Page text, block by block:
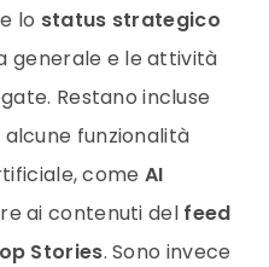
lo status strategico
generale e le attività
Restano incluse
funzionalità
come AI
ai contenuti del feed
Stories. Sono invece